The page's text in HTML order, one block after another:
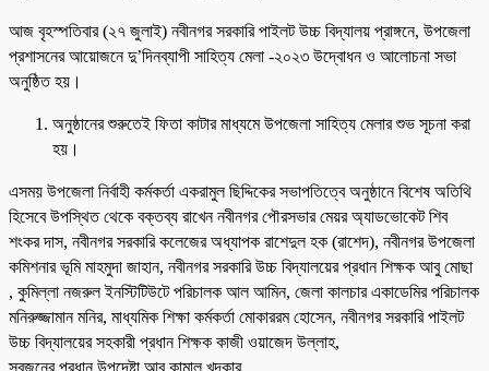
আজ বৃহস্পতিবার (২৭ জুলাই) নবীনগর সরকারি পাইলট উচ্চ বিদ্যালয় প্রাঙ্গনে, উপজেলা
প্রশাসনের আয়োজনে দু’দিনব্যাপী সাহিত্য মেলা -২০২৩ উদ্বোধন ও আলোচনা সভা
অনুষ্ঠিত হয়।
অনুষ্ঠানের শুরুতেই ফিতা কাটার মাধ্যমে উপজেলা সাহিত্য মেলার শুভ সূচনা করা
হয়।
এসময় উপজেলা নির্বাহী কর্মকর্তা একরামুল ছিদ্দিকের সভাপতিত্বে অনুষ্ঠানে বিশেষ অতিথি
হিসেবে উপস্থিত থেকে বক্তব্য রাখেন নবীনগর পৌরসভার মেয়র অ্যাডভোকেট শিব
শংকর দাস, নবীনগর সরকারি কলেজের অধ্যাপক রাশেদুল হক (রাশেদ), নবীনগর উপজেলা
কমিশনার ভূমি মাহমুদা জাহান, নবীনগর সরকারি উচ্চ বিদ্যালয়ের প্রধান শিক্ষক আবু মোছা
, কুমিল্লা নজরুল ইনস্টিটিউটে পরিচালক আল আমিন, জেলা কালচার একাডেমির পরিচালক
মনিরুজ্জামান মনির, মাধ্যমিক শিক্ষা কর্মকর্তা মোকাররম হোসেন, নবীনগর সরকারি পাইলট
উচ্চ বিদ্যালয়ের সহকারী প্রধান শিক্ষক কাজী ওয়াজেদ উল্লাহ,